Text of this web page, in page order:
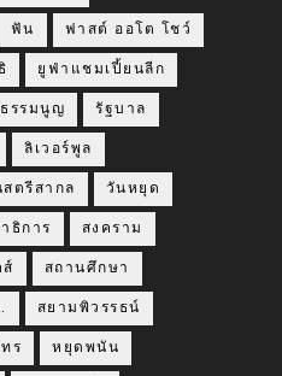
ฟัน ฟาสต์ ออโต โชว์
ยูฟ่าแชมเปี้ยนลีก
รรมนูญ รัฐบาล
ลิเวอร์พูล
ตรีสากล วันหยุด
ธิการ สงคราม
สถานศึกษา
สยามพิวรรธน์
ร หยุดพนัน